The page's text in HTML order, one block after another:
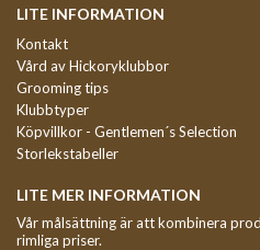
LITE INFORMATION
Kontakt
Vård av Hickoryklubbor
Grooming tips
Klubbtyper
Köpvillkor - Gentlemen´s Selection
Storlekstabeller
LITE MER INFORMATION
Vår målsättning är att kombinera
rimliga priser.